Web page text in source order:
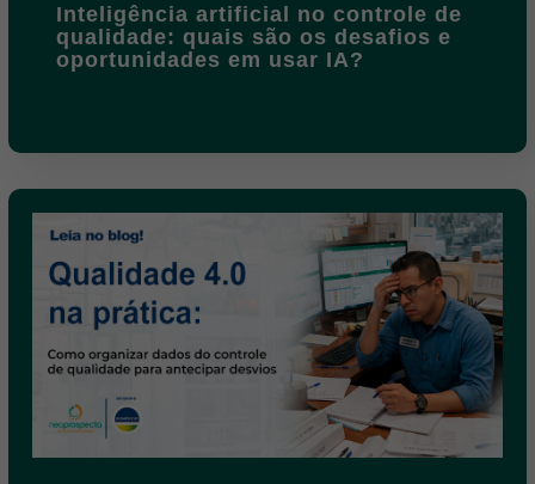
Inteligência artificial no controle de
qualidade: quais são os desafios e
oportunidades em usar IA?